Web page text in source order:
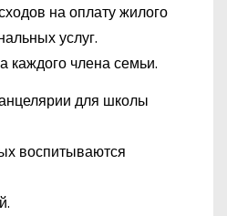
на оплату жилого
услуг.
члена семьи.
для школы
воспитываются